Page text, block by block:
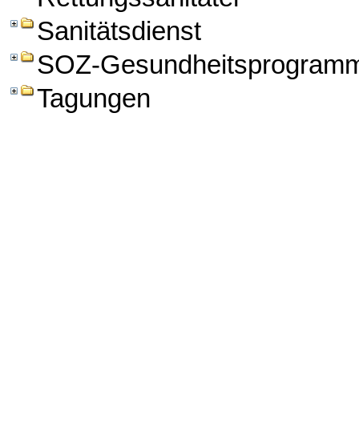
Sanitätsdienst
SOZ-
Tagungen